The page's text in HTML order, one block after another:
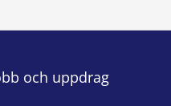
och uppdrag